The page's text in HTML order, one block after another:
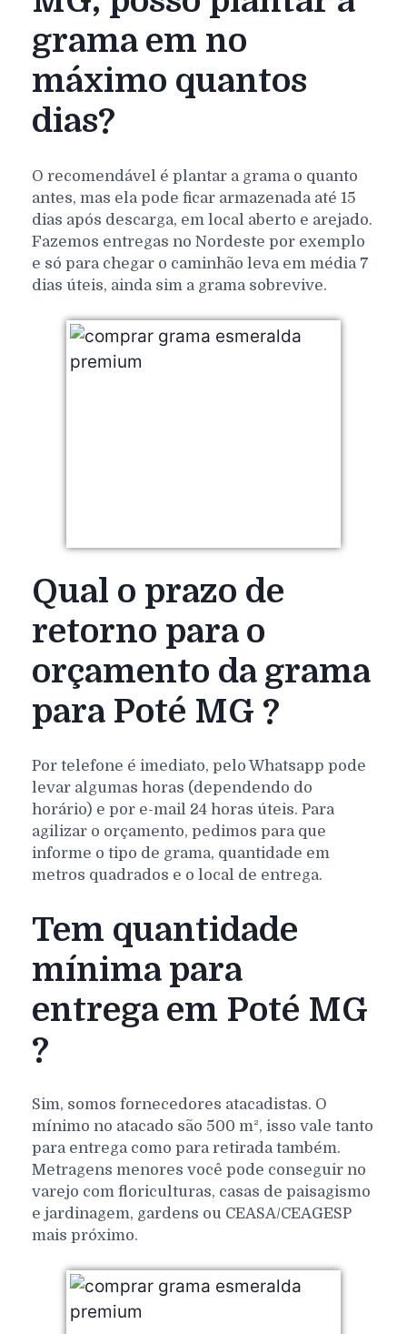
grama em no
máximo quantos
dias?
O recomendável é plantar a grama o quanto
antes, mas ela pode ficar armazenada até 15
dias após descarga, em local aberto e arejado.
Fazemos entregas no Nordeste por exemplo
e só para chegar o caminhão leva em média 7
dias úteis, ainda sim a grama sobrevive.
Qual o prazo de
retorno para o
orçamento da grama
para Poté MG ?
Por telefone é imediato, pelo Whatsapp pode
levar algumas horas (dependendo do
horário) e por e-mail 24 horas úteis. Para
agilizar o orçamento, pedimos para que
informe o tipo de grama, quantidade em
metros quadrados e o local de entrega.
Tem quantidade
mínima para
entrega em Poté MG
?
Sim, somos fornecedores atacadistas. O
mínimo no atacado são 500 m², isso vale tanto
para entrega como para retirada também.
Metragens menores você pode conseguir no
varejo com floriculturas, casas de paisagismo
e jardinagem, gardens ou CEASA/CEAGESP
mais próximo.